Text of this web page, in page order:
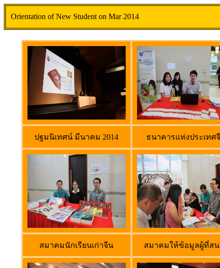
Orientation of New Student on Mar 2014
ปฐมนิเทศน์ มีนาคม 2014 ธนาคารแห่งประเทศ
สมาคมนักเรียนเก่าจีน สมาคมให้ข้อมูลผู้ที่สน